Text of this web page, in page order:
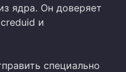
ядра. Он доверяет
и
специально